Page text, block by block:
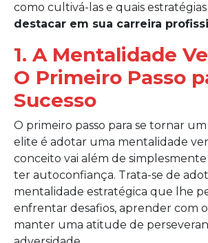
como cultivá-las e quais
destacar em sua carreira
1. A Mentalidade
O Primeiro Passo
Sucesso
O primeiro passo para se tornar
elite é adotar uma mentalidade
conceito vai além de
ter autoconfiança. Trata-se de
mentalidade estratégica que lhe
enfrentar desafios, aprender com
manter uma atitude de